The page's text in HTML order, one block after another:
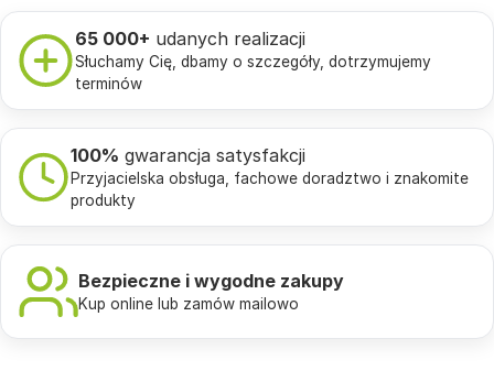
65 000+ udanych realizacji
Słuchamy Cię, dbamy o szczegóły, dotrzymujemy
terminów
100% gwarancja satysfakcji
Przyjacielska obsługa, fachowe doradztwo i znakomite
produkty
Bezpieczne i wygodne zakupy
Kup online lub zamów mailowo